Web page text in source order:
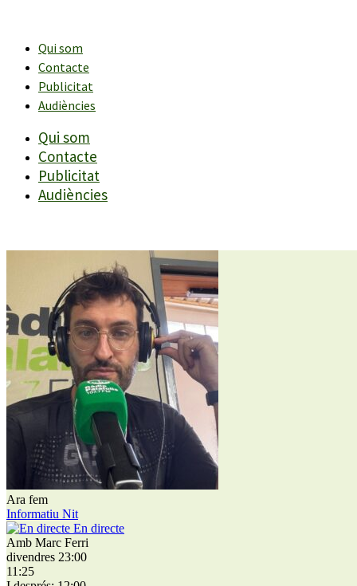
contingutQui som
Contacte
Publicitat
Audiències
Qui som
Contacte
Publicitat
Audiències
Ara fem
Informatiu Nit
En directe
Amb Marc Ferri
divendres 23:00
11:25